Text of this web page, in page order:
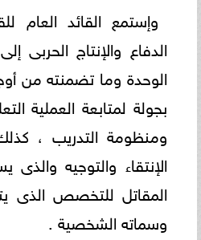
وإستمع القائد العام
الدفاع والإنتاج
الوحدة وما تضمنته من
بجولة لمتابعة العملية
ومنظومة التدريب ،
الإنتقاء والتوجيه
المقاتل للتخصص الذى
وسماته الشخصية .